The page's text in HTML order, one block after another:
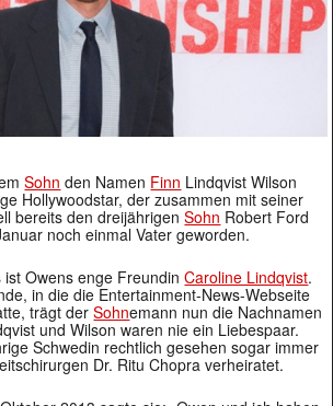
Sohn den Namen Finn Lindqvist Wilson
Hollywoodstar, der zusammen mit seiner
bereits den dreijährigenSohn Robert Ford
noch einmal Vater geworden.
ist Owens enge FreundinCaroline Lindqvist.
in die die Entertainment-News-Webseite
trägt derSohnemann nun die Nachnamen
und Wilson waren nie ein Liebespaar.
Schwedin rechtlich gesehen sogar immer
Dr. Ritu Chopra verheiratet.